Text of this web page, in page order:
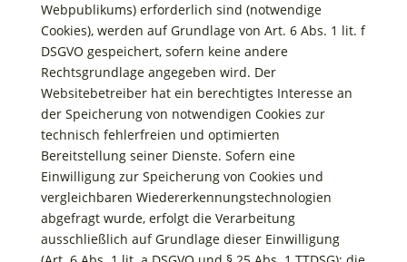
Webpublikums) erforderlich sind (notwendige
Cookies), werden auf Grundlage von Art. 6 Abs. 1 lit. f
DSGVO gespeichert, sofern keine andere
Rechtsgrundlage angegeben wird. Der
Websitebetreiber hat ein berechtigtes Interesse an
der Speicherung von notwendigen Cookies zur
technisch fehlerfreien und optimierten
Bereitstellung seiner Dienste. Sofern eine
Einwilligung zur Speicherung von Cookies und
vergleichbaren Wiedererkennungstechnologien
abgefragt wurde, erfolgt die Verarbeitung
ausschließlich auf Grundlage dieser Einwilligung